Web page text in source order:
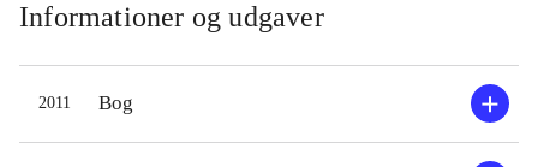
Informationer og udgaver
2011 Bog